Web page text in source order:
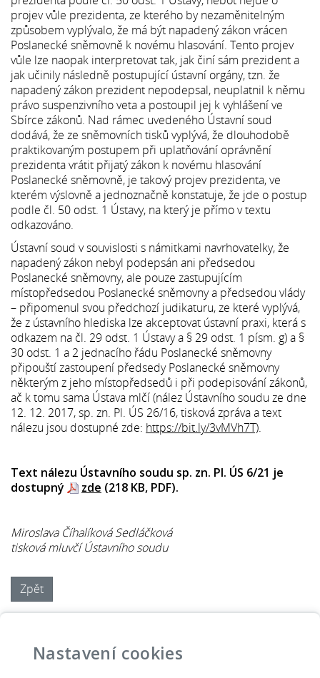
Nastavení cookies
projev vůle prezidenta, ze kterého by nezaměnitelným
způsobem vyplývalo, že má být napadený zákon vrácen
Poslanecké sněmovně k novému hlasování. Tento projev
vůle lze naopak interpretovat tak, jak činí sám prezident a
jak učinily následně postupující ústavní orgány, tzn. že
napadený zákon prezident nepodepsal, neuplatnil k němu
právo suspenzivního veta a postoupil jej k vyhlášení ve
Sbírce zákonů. Nad rámec uvedeného Ústavní soud
dodává, že ze sněmovních tisků vyplývá, že dlouhodobě
praktikovaným postupem při uplatňování oprávnění
prezidenta vrátit přijatý zákon k novému hlasování
Poslanecké sněmovně, je takový projev prezidenta, ve
kterém výslovně a jednoznačně konstatuje, že jde o postup
podle čl. 50 odst. 1 Ústavy, na který je přímo v textu
odkazováno.
Ústavní soud v souvislosti s námitkami navrhovatelky, že
napadený zákon nebyl podepsán ani předsedou
Poslanecké sněmovny, ale pouze zastupujícím
místopředsedou Poslanecké sněmovny a předsedou vlády
– připomenul svou předchozí judikaturu, ze které vyplývá,
že z ústavního hlediska lze akceptovat ústavní praxi, která s
odkazem na čl. 29 odst. 1 Ústavy a § 29 odst. 1 písm. g) a §
30 odst. 1 a 2 jednacího řádu Poslanecké sněmovny
připouští zastoupení předsedy Poslanecké sněmovny
některým z jeho místopředsedů i při podepisování zákonů,
ač k tomu sama Ústava mlčí (nález Ústavního soudu ze dne
12. 12. 2017, sp. zn. Pl. ÚS 26/16, tisková zpráva a text
nálezu jsou dostupné zde: https://bit.ly/3vMVh7T).
Text nálezu Ústavního soudu sp. zn. Pl. ÚS 6/21 je
dostupný
zde (218 KB, PDF).
Miroslava Číhalíková Sedláčková
tisková mluvčí Ústavního soudu
Zpět
Úřední deska Kontakty Podatelna
Jednání soudu
Soudci Lidská práva